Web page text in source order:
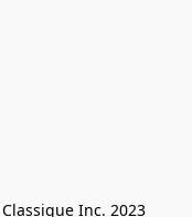
Inc. 2023